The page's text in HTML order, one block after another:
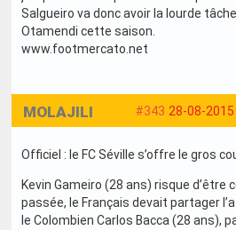
Salgueiro va donc avoir la lourde
Otamendi cette saison.
www.footmercato.net
#343 28-08-2015
MOLAJILI
Officiel : le FC Séville s’offre le gros
Kevin Gameiro (28 ans) risque d’être
passée, le Français devait partager
le Colombien Carlos Bacca (28 ans),